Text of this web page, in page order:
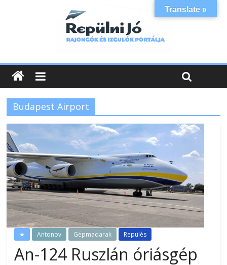
Budapest Airport
★ Antonov Gépmadarak Repülés
An-124 Ruszlán óriásgép
Translate »